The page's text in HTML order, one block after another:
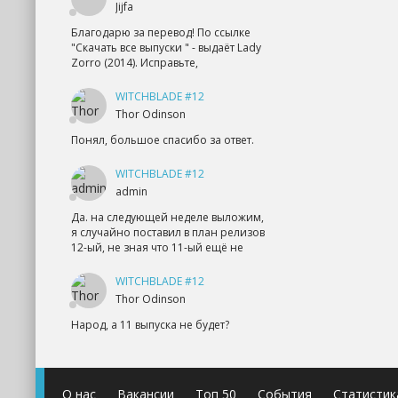
Jijfa
Благодарю за перевод! По ссылке
"Скачать все выпуски " - выдаёт Lady
Zorro (2014). Исправьте,
WITCHBLADE #12
Thor Odinson
Понял, большое спасибо за ответ.
WITCHBLADE #12
admin
Да. на следующей неделе выложим,
я случайно поставил в план релизов
12-ый, не зная что 11-ый ещё не
WITCHBLADE #12
Thor Odinson
Народ, а 11 выпуска не будет?
О нас Вакансии Топ 50 События